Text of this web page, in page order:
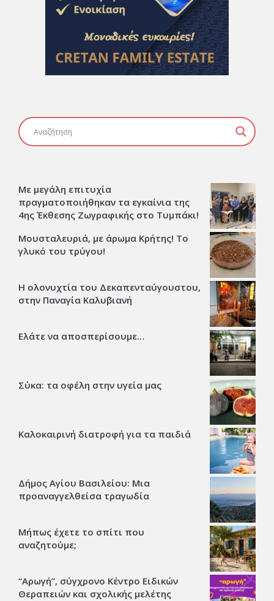
Με μεγάλη επιτυχία
πραγματοποιήθηκαν τα εγκαίνια της
4ης Έκθεσης Ζωγραφικής στο Τυμπάκι!
Μουσταλευριά, με άρωμα Κρήτης! Το
γλυκό του τρύγου!
Η ολονυχτία του Δεκαπενταύγουστου,
στην Παναγία Καλυβιανή
Ελάτε να αποσπερίσουμε…
Σύκα: τα οφέλη στην υγεία μας
Καλοκαιρινή διατροφή για τα παιδιά
Δήμος Αγίου Βασιλείου: Μια
προαναγγελθείσα τραγωδία
Μήπως έχετε το σπίτι που
αναζητούμε;
“Αρωγή”, σύγχρονο Κέντρο Ειδικών
Θεραπειών και σχολικής μελέτης